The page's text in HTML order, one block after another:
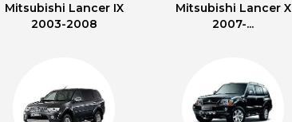
Mitsubishi Lancer IX
2003-2008
Mitsubishi Lancer X
2007-...